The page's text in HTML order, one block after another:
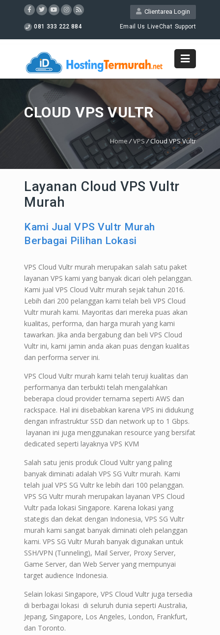
Clientarea Login
081 333 222 884 Email Us LiveChat Support
CLOUD VPS VULTR
Home /VPS /Cloud VPS Vultr
Layanan Cloud VPS Vultr
Murah
Kami Jual VPS Vultr Murah
Berbagai Pilihan Lokasi
VPS Cloud Vultr murah merupakan salah satu paket
layanan VPS kami yang banyak dicari oleh pelanggan.
Kami jual VPS Cloud Vultr murah sejak tahun 2016.
Lebih dari 200 pelanggan kami telah beli VPS Cloud
Vultr murah kami. Mayoritas dari mereka puas akan
kualitas, performa, dan harga murah yang kami
tawarkan. Jika anda bergabung dan beli VPS Cloud
Vultr ini, kami jamin anda akan puas dengan kualitas
dan performa server ini.
VPS Cloud Vultr murah kami telah teruji kualitas dan
performanya dan terbukti telah mengalahkan
beberapa cloud provider ternama seperti AWS dan
rackspace. Hal ini disebabkan karena VPS ini didukung
dengan infrastruktur SSD dan network up to 1 Gbps.
layanan ini juga menggunakan resource yang bersifat
dedicated seperti layaknya VPS KVM
Salah satu jenis produk Cloud Vultr yang paling
banyak diminati adalah VPS SG Vultr murah. Kami
telah jual VPS SG Vultr ke lebih dari 100 pelanggan.
VPS SG Vultr murah merupakan layanan VPS Cloud
Vultr pada lokasi Singapore. Karena lokasi yang
stategis dan dekat dengan Indonesia, VPS SG Vultr
murah kami sangat banyak diminati oleh pelanggan
kami. VPS SG Vultr Murah banyak digunakan untuk
SSH/VPN (Tunneling), Mail Server, Proxy Server,
Game Server, dan Web Server yang mempunyai
target audience Indonesia.
Selain lokasi Singapore, VPS Cloud Vultr juga tersedia
di berbagai lokasi di seluruh dunia seperti Australia,
Jepang, Singapore, Los Angeles, London, Frankfurt,
dan Toronto.